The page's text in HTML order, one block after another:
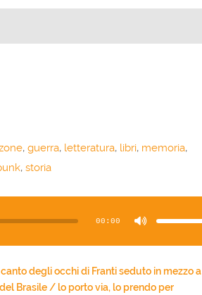
, guerra, letteratura, libri, memoria,
, storia
00:00
freccia
aumentare
il
volume.
degli occhi di Franti seduto in mezzo a
Brasile / lo porto via, lo prendo per